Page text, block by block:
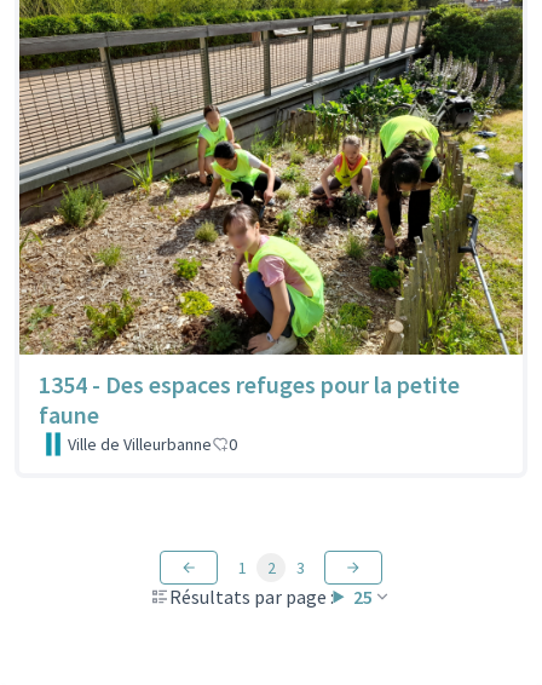
1354 - Des espaces refuges pour la petite
faune
Ville de Villeurbanne 0
Résultats par page : 25
1 2 3